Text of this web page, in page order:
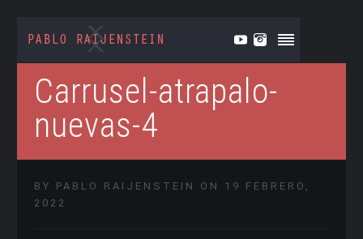
Carrusel-atrapalo-
nuevas-4
BY PABLO RAIJENSTEIN ON 19 FEBRERO,
2022